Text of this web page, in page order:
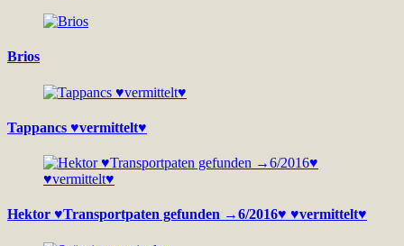
Brios
Tappancs ♥vermittelt♥
Hektor ♥Transportpaten gefunden →6/2016♥ ♥vermittelt♥